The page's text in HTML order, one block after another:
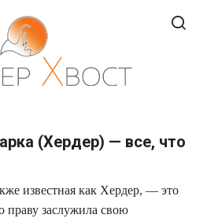
(Хердер) — все, что
известная как Хердер, — это
праву заслужила свою